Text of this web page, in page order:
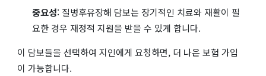
중요성: 질병후유장해 담보는 장기적인 치료와 재활이 필
요한 경우 재정적 지원을 받을 수 있게 합니다.
이 담보들을 선택하여 지인에게 요청하면, 더 나은 보험 가입
이 가능합니다.